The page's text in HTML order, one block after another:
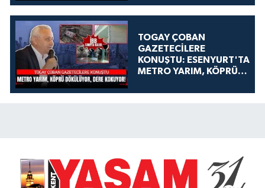
TOGAY ÇOBAN
GAZETECİLERE
KONUŞTU: ESENYURT'TA
METRO YARIM, KÖPRÜ
KOKUYOR!